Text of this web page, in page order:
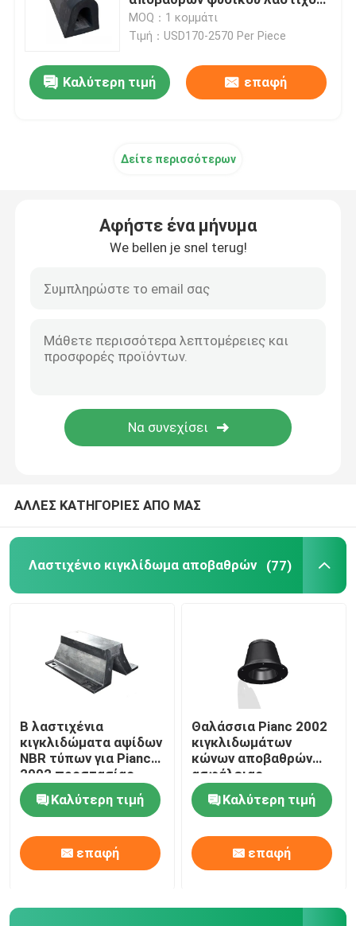
Λαστιχένιο κιγκλίδωμα αψίδων
Λαστιχένια κιγκλιδώματα κώνων
Κυλινδρικά θαλάσσια κιγκλιδώματα
Λαστιχένιο κιγκλίδωμα κυττάρων
Κιγκλιδώματα βαρκών ρυμουλκών
Υποβρύχια κιγκλιδώματα
Στυλίσκοι πρόσδεσης
κιγκλιδωμάτων τύπων
MOQ：1 κομμάτι
Τιμή：USD170-2570 Per Piece
Καλύτερη τιμή επαφή
Δείτε περισσότερων
Αφήστε ένα μήνυμα
We bellen je snel terug!
ΑΛΛΕΣ ΚΑΤΗΓΟΡΙΕΣ ΑΠΟ ΜΑΣ
Λαστιχένιο κιγκλίδωμα αποβαθρών (77)
Β λαστιχένια
κιγκλιδώματα αψίδων
NBR τύπων για Pianc
2002 προστασίας
αποβαθρών
Καλύτερη τιμή
επαφή
Θαλάσσια Pianc 2002
κιγκλιδωμάτων
κώνων αποβαθρών
ασφάλειας
λαστιχένια
υπερβολικά ωμέγα
πρότυπα
Καλύτερη τιμή
επαφή